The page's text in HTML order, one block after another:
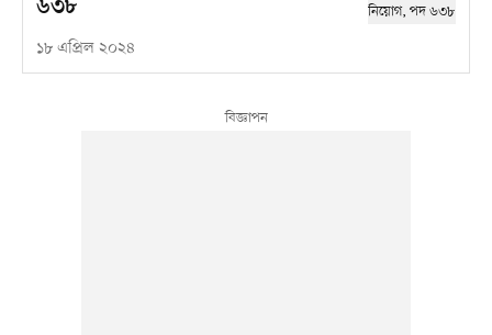
৬৩৮
১৮ এপ্রিল ২০২৪